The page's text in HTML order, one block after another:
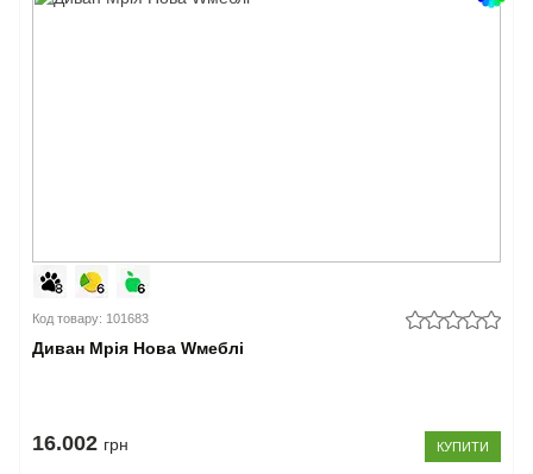
Код товару: 101683
Диван Мрія Нова Wмеблі
16.002 грн КУПИТИ